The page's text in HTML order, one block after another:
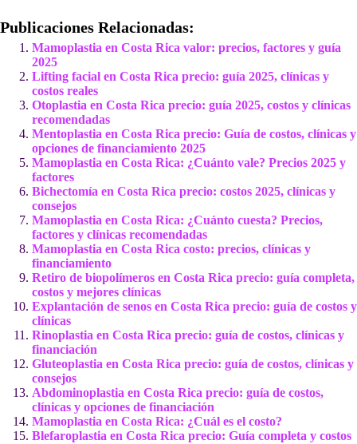
Publicaciones Relacionadas:
Mamoplastia en Costa Rica valor: precios, factores y guía
2025
Lifting facial en Costa Rica precio: guía 2025, clínicas y
costos reales
Otoplastia en Costa Rica precio: guía 2025, costos y clínicas
recomendadas
Mentoplastia en Costa Rica precio: Guía de costos, clínicas y
opciones de financiamiento 2025
Mamoplastia en Costa Rica: ¿Cuánto vale? Precios 2025 y
factores
Bichectomía en Costa Rica precio: costos 2025, clínicas y
consejos
Mamoplastia en Costa Rica: ¿Cuánto cuesta? Precios,
factores y clínicas recomendadas
Mamoplastia en Costa Rica costo: precios, clínicas y
financiamiento
Retiro de biopolímeros en Costa Rica precio: guía completa,
costos y mejores clínicas
Explantación de senos en Costa Rica precio: guía de costos y
clínicas
Rinoplastia en Costa Rica precio: guía de costos, clínicas y
financiación
Gluteoplastia en Costa Rica precio: guía de costos, clínicas y
consejos
Abdominoplastia en Costa Rica precio: guía de costos,
clínicas y opciones de financiación
Mamoplastia en Costa Rica: ¿Cuál es el costo?
Blefaroplastia en Costa Rica precio: Guía completa y costos